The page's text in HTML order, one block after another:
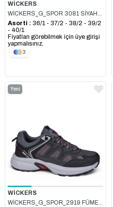
WİCKERS
WİCKERS_G_SPOR 3081 SİYAH_NUBUK
Asorti : 36/1 - 37/2 - 38/2 - 39/2
- 40/1
Fiyatları görebilmek için üye girişi
yapmalısınız.
3
WİCKERS
WİCKERS_G_SPOR_2919 FÜME_SİYAH_KIRMIZI
Yeni